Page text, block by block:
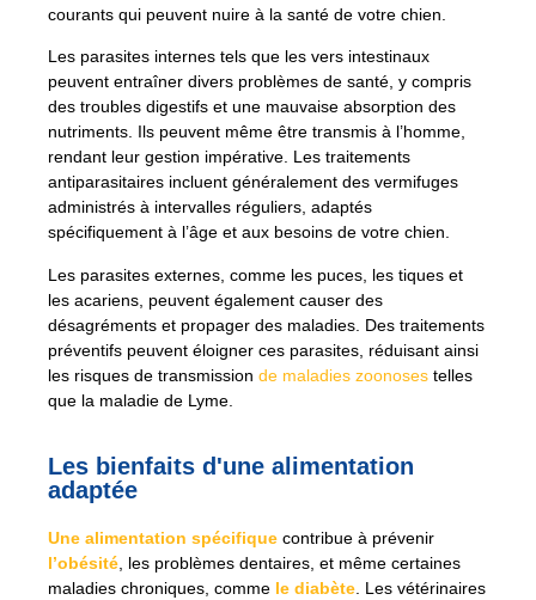
courants qui peuvent nuire à la santé de votre chien.
Les parasites internes tels que les vers intestinaux
peuvent entraîner divers problèmes de santé, y compris
des troubles digestifs et une mauvaise absorption des
nutriments. Ils peuvent même être transmis à l’homme,
rendant leur gestion impérative. Les traitements
antiparasitaires incluent généralement des vermifuges
administrés à intervalles réguliers, adaptés
spécifiquement à l’âge et aux besoins de votre chien.
Les parasites externes, comme les puces, les tiques et
les acariens, peuvent également causer des
désagréments et propager des maladies. Des traitements
préventifs peuvent éloigner ces parasites, réduisant ainsi
les risques de transmission de maladies zoonoses telles
que la maladie de Lyme.
Les bienfaits d'une alimentation
adaptée
Une alimentation spécifique contribue à prévenir
l’obésité , les problèmes dentaires, et même certaines
maladies chroniques, comme le diabète . Les vétérinaires